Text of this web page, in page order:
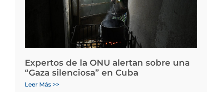
Expertos de la ONU alertan sobre una
“Gaza silenciosa” en Cuba
Leer Más >>